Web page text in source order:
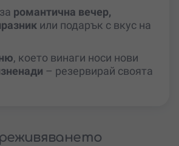
романтична вечер,
или подарък с вкус на
, което винаги носи нови
– резервирай своята